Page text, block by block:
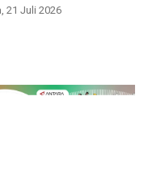
21 Juli 2026